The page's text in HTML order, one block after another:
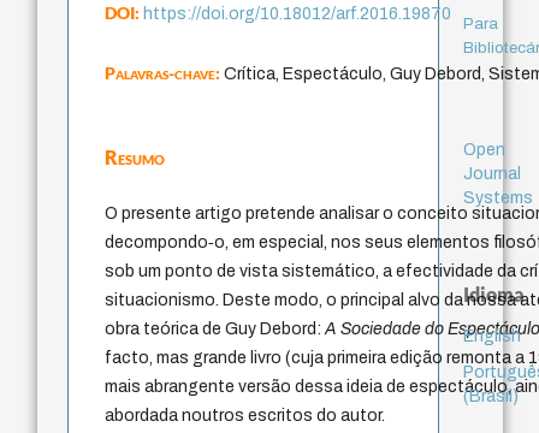
DOI:https://doi.org/10.18012/arf.2016.19870
Palavras-chave:Crítica, Espectáculo, Guy Debord,
Resumo
O presente artigo pretende analisar o conceito
decompondo‑o, em especial, nos seus elementos
sob um ponto de vista sistemático, a efectividade da
situacionismo. Deste modo, o principal alvo da nossa
obra teórica de Guy Debord:A Sociedade do
facto, mas grande livro (cuja primeira edição remonta a
mais abrangente versão dessa ideia de espectáculo,
abordada noutros escritos do autor.
Para
Open
Journal
Systems
Idioma
English
(Brasil)